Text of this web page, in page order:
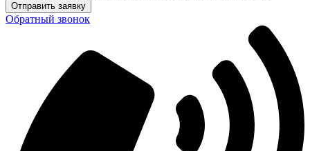
Отправить заявку
Обратный звонок